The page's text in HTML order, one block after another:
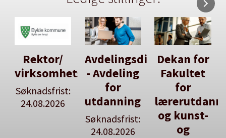
Avdelingsdirektør
- Avdeling
for
utdanning
Dekan for
Fakultet
for
lærerutdanning
og kunst-
og
Her kan
du utlyse
en ledig
stilling
Se våre
stillingspakker